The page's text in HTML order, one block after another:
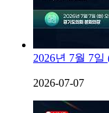
2026년 7월 7
2026-07-07